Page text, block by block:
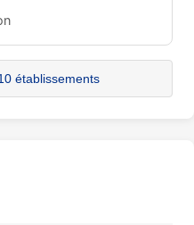
établissements